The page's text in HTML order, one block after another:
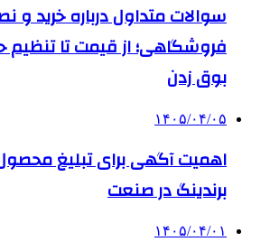
سوالات متداول درباره خرید
فروشگاهی؛ از قیمت تا
بوق زدن
۱۴۰۵/۰۴/۰۵
اهمیت آگهی برای تبلیغ
برندینگ در صنعت
۱۴۰۵/۰۴/۰۱